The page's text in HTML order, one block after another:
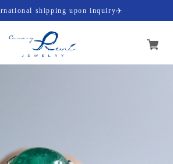
shipping upon inquiry✈️